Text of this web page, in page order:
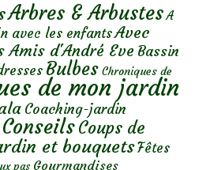
Arbres & Arbustes A
avec les enfantsAvec
Amis d'André Eve Bassin
Bulbes Chroniques de
de mon jardin
Coaching-jardin
ConseilsCoups de
et bouquetsFêtes
pas Gourmandises